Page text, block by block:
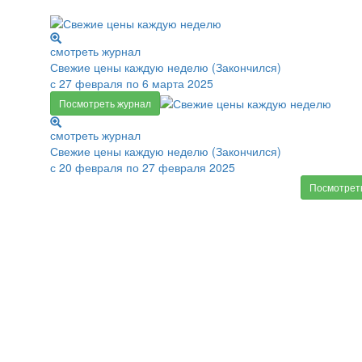
смотреть журнал
Свежие цены каждую неделю (Закончился)
с 27 февраля по 6 марта 2025
Посмотреть журнал
смотреть журнал
Свежие цены каждую неделю (Закончился)
с 20 февраля по 27 февраля 2025